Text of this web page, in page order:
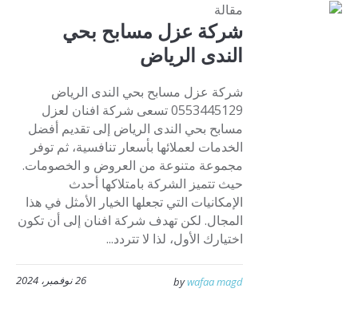
مقالة
شركة عزل مسابح بحي
الندى الرياض
شركة عزل مسابح بحي الندى الرياض
0553445129 تسعى شركة افنان لعزل
مسابح بحي الندى الرياض إلى تقديم أفضل
الخدمات لعملائها بأسعار تنافسية، ثم توفر
مجموعة متنوعة من العروض و الخصومات.
حيث تتميز الشركة بامتلاكها أحدث
الإمكانيات التي تجعلها الخيار الأمثل في هذا
المجال. لكن تهدف شركة افنان إلى أن تكون
اختيارك الأول، لذا لا تتردد...
26 نوفمبر، 2024 bywafaa magd